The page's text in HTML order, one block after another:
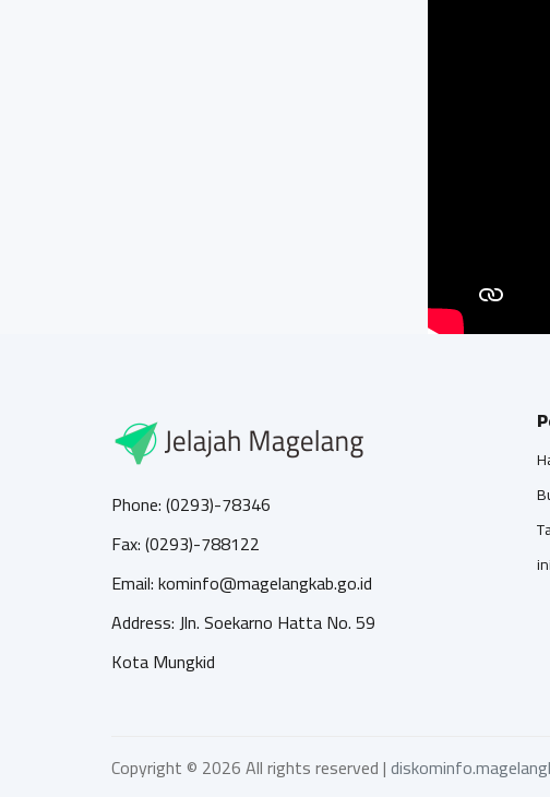
Phone: (0293)-78346
Fax: (0293)-788122
Email: kominfo@magelangkab.go.id
Address: Jln. Soekarno Hatta No. 59
Kota Mungkid
ini
Copyright © 2026 All rights reserved |